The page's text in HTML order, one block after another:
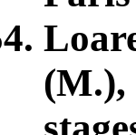
(M.),